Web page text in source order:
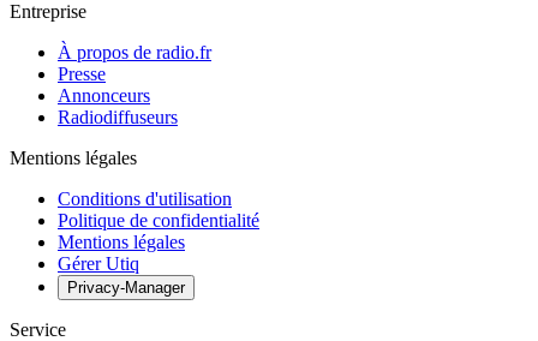
Entreprise
À propos de radio.fr
Presse
Annonceurs
Radiodiffuseurs
Mentions légales
Conditions d'utilisation
Politique de confidentialité
Mentions légales
Gérer Utiq
Privacy-Manager
Service